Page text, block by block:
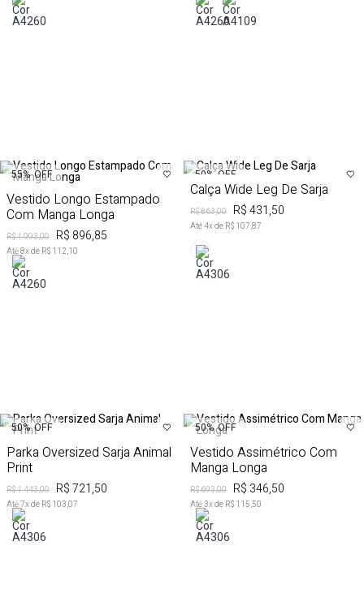
55% OFF
Vestido Longo Estampado
Com Manga Longa
R$ 1.993,00 R$ 896,85
Até8x de R$ 112,10
50% OFF
Calça Wide Leg De Sarja
R$ 863,00 R$ 431,50
Até4x de R$ 107,87
50% OFF
Parka Oversized Sarja Animal
Print
R$ 1.443,00 R$ 721,50
Até7x de R$ 103,07
50% OFF
Vestido Assimétrico Com
Manga Longa
R$ 693,00 R$ 346,50
Até3x de R$ 115,50